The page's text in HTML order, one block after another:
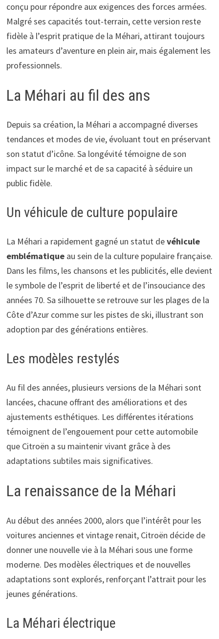
conçu pour répondre aux exigences des forces armées.
Malgré ses capacités tout-terrain, cette version reste
fidèle à l’esprit pratique de la Méhari, attirant toujours
les amateurs d’aventure en plein air, mais également les
professionnels.
La Méhari au fil des ans
Depuis sa création, la Méhari a accompagné diverses
tendances et modes de vie, évoluant tout en préservant
son statut d’icône. Sa longévité témoigne de son
impact sur le marché et de sa capacité à séduire un
public fidèle.
Un véhicule de culture populaire
La Méhari a rapidement gagné un statut devéhicule
emblématiqueau sein de la culture populaire française.
Dans les films, les chansons et les publicités, elle devient
le symbole de l’esprit de liberté et de l’insouciance des
années 70. Sa silhouette se retrouve sur les plages de la
Côte d’Azur comme sur les pistes de ski, illustrant son
adoption par des générations entières.
Les modèles restylés
Au fil des années, plusieurs versions de la Méhari sont
lancées, chacune offrant des améliorations et des
ajustements esthétiques. Les différentes itérations
témoignent de l’engouement pour cette automobile
que Citroën a su maintenir vivant grâce à des
adaptations subtiles mais significatives.
La renaissance de la Méhari
Au début des années 2000, alors que l’intérêt pour les
voitures anciennes et vintage renait, Citroën décide de
donner une nouvelle vie à la Méhari sous une forme
moderne. Des modèles électriques et de nouvelles
adaptations sont explorés, renforçant l’attrait pour les
jeunes générations.
La Méhari électrique